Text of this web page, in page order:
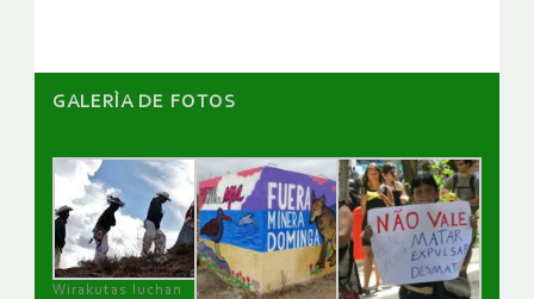
GALERÌA DE FOTOS
Wirakutas luchan